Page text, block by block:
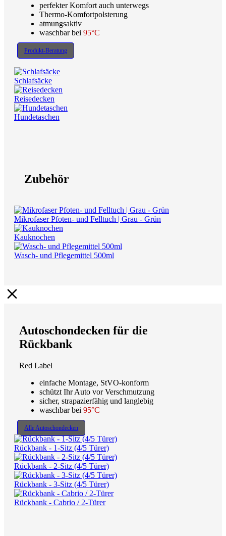
perfekter Komfort auch unterwegs
Thermo-Komfortpolsterung
atmungsaktiv
waschbar bei 95°C
Produkt-Beratung
Schlafsäcke
Reisedecken
Hundetaschen
Zubehör
Mikrofaser Pfoten- und Felltuch | Grau - Grün
Kauknochen
Wasch- und Pflegemittel 500ml
Autoschondecken für die
Rückbank
Red Label
einfache Montage, StVO-konform
schützt Ihr Auto vor Verschmutzung
sicher, strapazierfähig und langlebig
waschbar bei 95°C
Alle Autoschondecken
Rückbank - 1-Sitz (4/5 Türer)
Rückbank - 2-Sitz (4/5 Türer)
Rückbank - 3-Sitz (4/5 Türer)
Rückbank - Cabrio / 2-Türer